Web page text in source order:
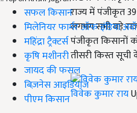
सफल किसान
मिलेनियर फार्मर ऑफ इंडिया
महिंद्रा ट्रैक्टर्स
कृषि मशीनरी
जायद की फसल
बिज़नेस आइडियाज
पीएम किसान
राज्य में पंजीकृत
लगभग सभी बड़े
पंजीकृत किसानों
तीसरी किस्त
विवेक कुमार राय